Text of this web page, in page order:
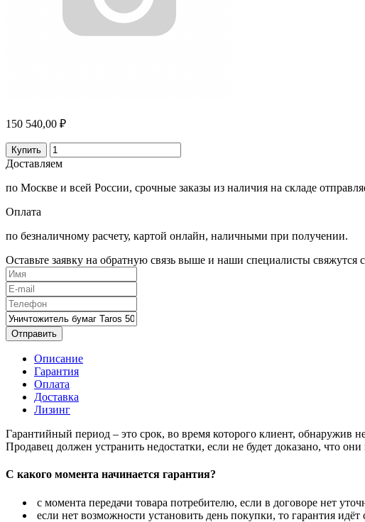
150 540,00 ₽
Купить
Доставляем
по Москве и всей России, срочные заказы из наличия на складе
Оплата
по безналичному расчету, картой онлайн, наличными при получении.
Оставьте заявку на обратную связь выше и наши специалисты свяжутся
Отправить
Описание
Гарантия
Оплата
Доставка
Лизинг
Гарантийный период – это срок, во время которого клиент, обнаружив
Продавец должен устранить недостатки, если не будет доказано, что
С какого момента начинается гарантия?
с момента передачи товара потребителю, если в договоре нет
если нет возможности установить день покупки, то гарантия идёт